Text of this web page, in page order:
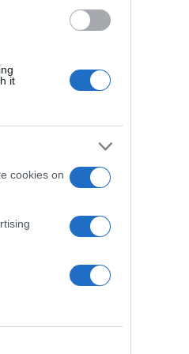
it
cookies on
2 και 9
εν τέλει